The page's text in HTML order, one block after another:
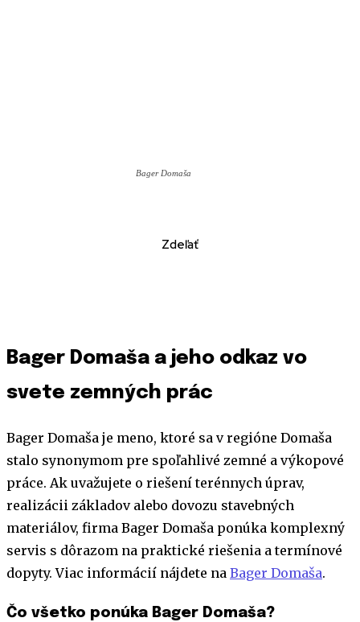
Bager Domaša
Zdeľať
Bager Domaša a jeho odkaz vo
svete zemných prác
Bager Domaša je meno, ktoré sa v regióne Domaša
stalo synonymom pre spoľahlivé zemné a výkopové
práce. Ak uvažujete o riešení terénnych úprav,
realizácii základov alebo dovozu stavebných
materiálov, firma Bager Domaša ponúka komplexný
servis s dôrazom na praktické riešenia a termínové
dopyty. Viac informácií nájdete na Bager Domaša.
Čo všetko ponúka Bager Domaša?